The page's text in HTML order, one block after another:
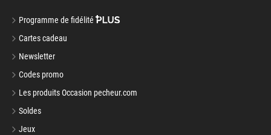
Programme de fidélité
Cartes cadeau
Newsletter
Codes promo
Les produits Occasion pecheur.com
Soldes
Jeux